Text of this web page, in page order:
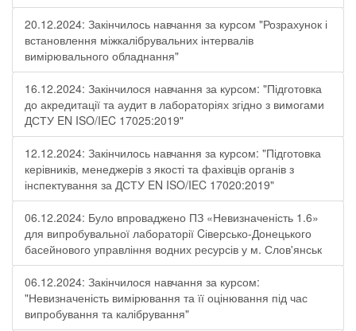
20.12.2024: Закінчилось навчання за курсом "Розрахунок і
встановлення міжкалібрувальних інтервалів
вимірювального обладнання"
16.12.2024: Закінчилося навчання за курсом: "Підготовка
до акредитації та аудит в лабораторіях згідно з вимогами
ДСТУ EN ISO/IEC 17025:2019"
12.12.2024: Закінчилось навчання за курсом: "Підготовка
керівників, менеджерів з якості та фахівців органів з
інспектування за ДСТУ EN ISO/IEC 17020:2019"
06.12.2024: Було впроваджено ПЗ «Невизначеність 1.6»
для випробувальної лабораторії Cіверсько-Донецького
басейнового управління водних ресурсів у м. Слов'янськ
06.12.2024: Закінчилося навчання за курсом:
"Невизначеність вимірювання та її оцінювання під час
випробування та калібрування"